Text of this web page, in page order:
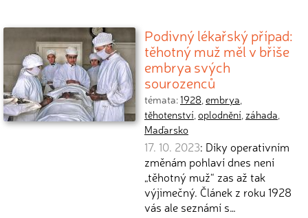
Podivný lékařský případ:
těhotný muž měl v břiše
embrya svých
sourozenců
témata:1928,embrya,
těhotenství,oplodnění, záhada,
Maďarsko
17. 10. 2023: Díky operativním
změnám pohlaví dnes není
„těhotný muž“ zas až tak
výjimečný. Článek z roku 1928
vás ale seznámí s…